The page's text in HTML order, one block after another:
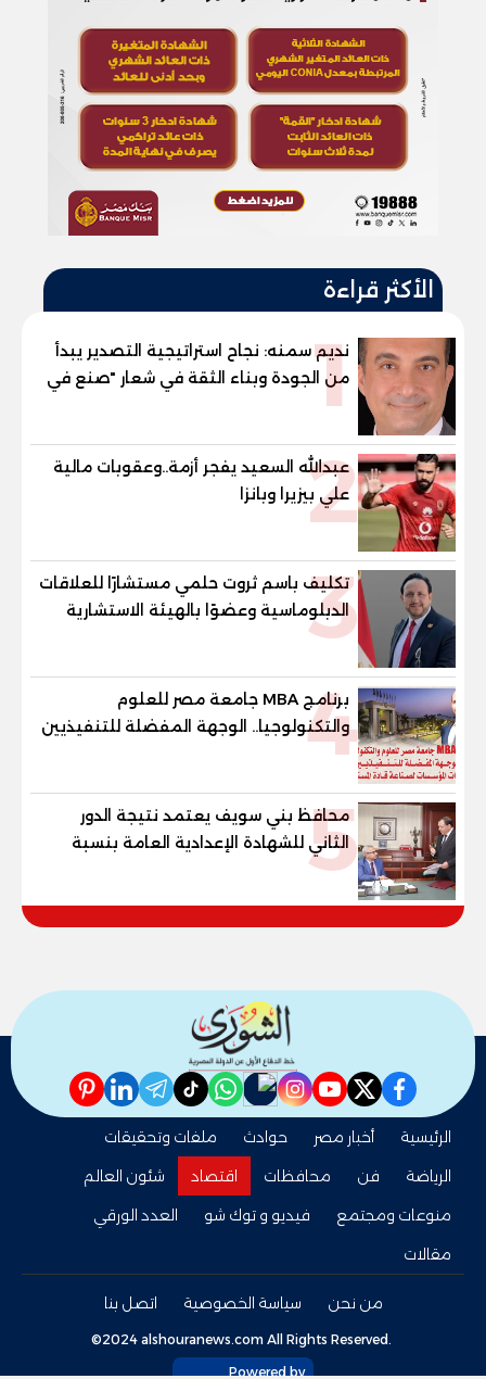
الأكثر قراءة
1
نديم سمنه: نجاح استراتيجية التصدير يبدأ
من الجودة وبناء الثقة في شعار "صنع في
مصر"
2
عبدالله السعيد يفجر أزمة..وعقوبات مالية
علي بيزيرا وبانزا
3
تكليف باسم ثروت حلمي مستشارًا للعلاقات
الدبلوماسية وعضوًا بالهيئة الاستشارية
العليا لمنظمة «جاد جمينت يوإن»
4
برنامج MBA جامعة مصر للعلوم
والتكنولوجيا.. الوجهة المفضلة للتنفيذيين
وقيادات المؤسسات لصناعة قادة
5
محافظ بني سويف يعتمد نتيجة الدور
الثاني للشهادة الإعدادية العامة بنسبة
والنور للمكفوفين
facebook
twitter
youtube
instagram
nabd
whatsapp
tiktok
telegram
linkedin
pinterest
الرئيسية أخبار مصر حوادث
ملفات وتحقيقات
الرياضة
فن محافظات اقتصاد
شئون العالم
منوعات ومجتمع
فيديو و توك شو
العدد الورقي
مقالات
من نحن سياسة الخصوصية اتصل بنا
©2024 alshouranews.com All Rights Reserved.
Powered by